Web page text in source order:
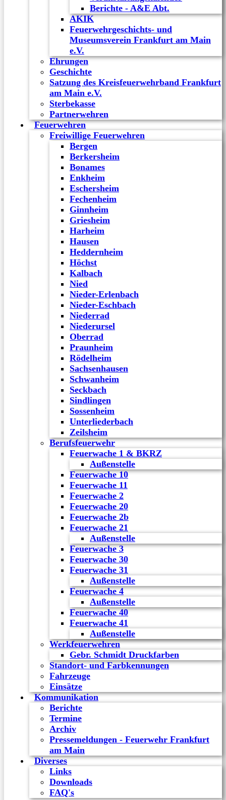
Berichte - A&E Abt.
AKIK
Feuerwehrgeschichts- und
Museumsverein Frankfurt am Main
e.V.
Ehrungen
Geschichte
Satzung des Kreisfeuerwehrband Frankfurt
am Main e.V.
Sterbekasse
Partnerwehren
Feuerwehren
Freiwillige Feuerwehren
Bergen
Berkersheim
Bonames
Enkheim
Eschersheim
Fechenheim
Ginnheim
Griesheim
Harheim
Hausen
Heddernheim
Höchst
Kalbach
Nied
Nieder-Erlenbach
Nieder-Eschbach
Niederrad
Niederursel
Oberrad
Praunheim
Rödelheim
Sachsenhausen
Schwanheim
Seckbach
Sindlingen
Sossenheim
Unterliederbach
Zeilsheim
Berufsfeuerwehr
Feuerwache 1 & BKRZ
Außenstelle
Feuerwache 10
Feuerwache 11
Feuerwache 2
Feuerwache 20
Feuerwache 2b
Feuerwache 21
Außenstelle
Feuerwache 3
Feuerwache 30
Feuerwache 31
Außenstelle
Feuerwache 4
Außenstelle
Feuerwache 40
Feuerwache 41
Außenstelle
Werkfeuerwehren
Gebr. Schmidt Druckfarben
Standort- und Farbkennungen
Fahrzeuge
Einsätze
Kommunikation
Berichte
Termine
Archiv
Pressemeldungen - Feuerwehr Frankfurt
am Main
Diverses
Links
Downloads
FAQ's